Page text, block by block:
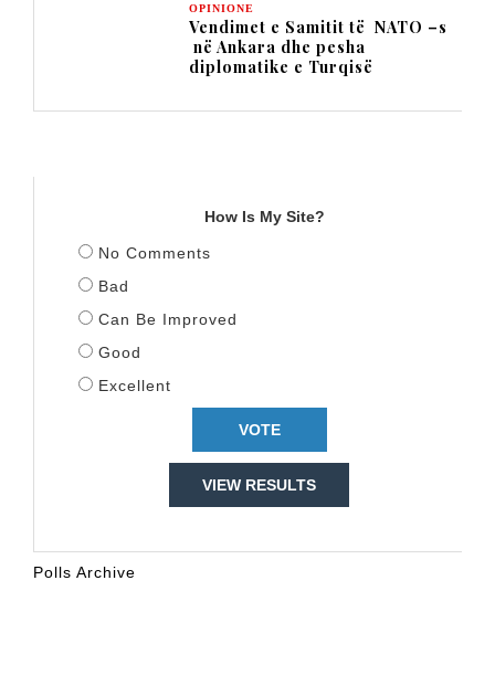
OPINIONE
Vendimet e Samitit të NATO –s
në Ankara dhe pesha
diplomatike e Turqisë
How Is My Site?
No Comments
Bad
Can Be Improved
Good
Excellent
VIEW RESULTS
Polls Archive